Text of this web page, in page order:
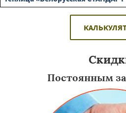
Постоянным